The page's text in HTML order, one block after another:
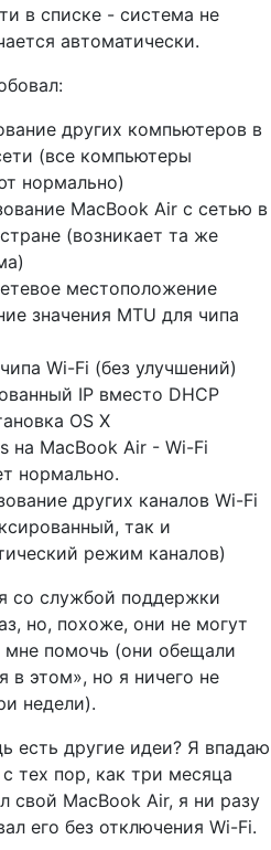
в списке - система не
автоматически.
других компьютеров в
(все компьютеры
нормально)
MacBook Air с сетью в
(возникает та же
местоположение
значения MTU для чипа
Wi-Fi (без улучшений)
IP вместо DHCP
OS X
на MacBook Air - Wi-Fi
нормально.
других каналов Wi-Fi
так и
режим каналов)
со службой поддержки
но, похоже, они не могут
мне помочь (они обещали
в этом», но я ничего не
недели).
есть другие идеи? Я впадаю
тех пор, как три месяца
свой MacBook Air, я ни разу
его без отключения Wi-Fi.